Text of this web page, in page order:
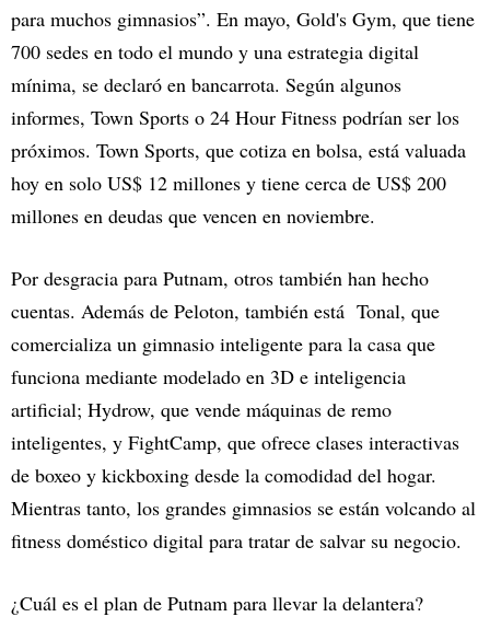
para muchos gimnasios”. En mayo, Gold's Gym, que tiene
700 sedes en todo el mundo y una estrategia digital
mínima, se declaró en bancarrota. Según algunos
informes, Town Sports o 24 Hour Fitness podrían ser los
próximos. Town Sports, que cotiza en bolsa, está valuada
hoy en solo US$ 12 millones y tiene cerca de US$ 200
millones en deudas que vencen en noviembre.
Por desgracia para Putnam, otros también han hecho
cuentas. Además de Peloton, también está Tonal, que
comercializa un gimnasio inteligente para la casa que
funciona mediante modelado en 3D e inteligencia
artificial; Hydrow, que vende máquinas de remo
inteligentes, y FightCamp, que ofrece clases interactivas
de boxeo y kickboxing desde la comodidad del hogar.
Mientras tanto, los grandes gimnasios se están volcando al
fitness doméstico digital para tratar de salvar su negocio.
¿Cuál es el plan de Putnam para llevar la delantera?